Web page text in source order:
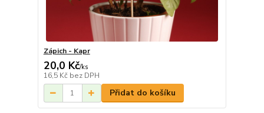
Zápich - Kapr
20,0 Kč/ks
16,5 Kč bez DPH
Přidat do košíku